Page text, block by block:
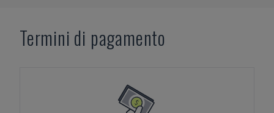
Termini di pagamento